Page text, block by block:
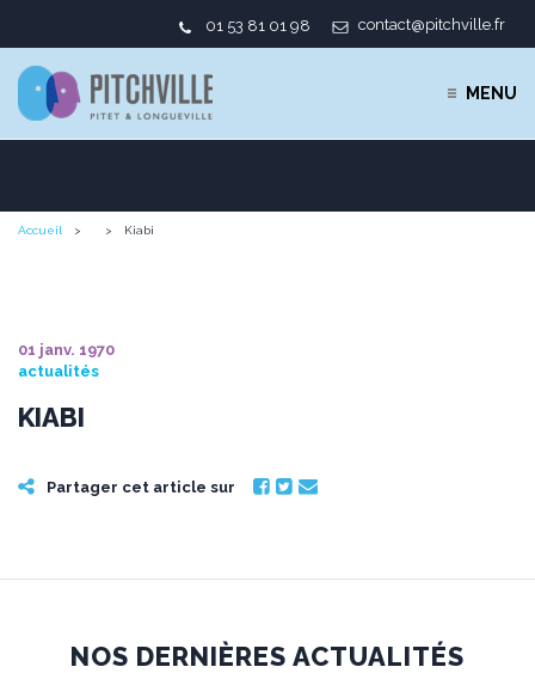
01 53 81 01 98 contact@pitchville.fr
MENU
Accueil Kiabi
01 janv. 1970
actualités
KIABI
Partager cet article sur
NOS DERNIÈRES ACTUALITÉS